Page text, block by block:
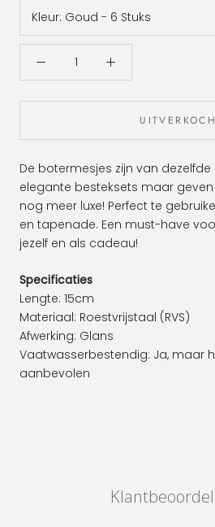
Kleur: Goud - 6 Stuks
De botermesjes zijn van dezelfde
elegante besteksets maar
nog meer luxe! Perfect te
en tapenade. Een must-have
jezelf en als cadeau!
Specificaties
Lengte: 15cm
Materiaal: Roestvrijstaal (RVS)
Afwerking: Glans
Vaatwasserbestendig: Ja, maar
aanbevolen